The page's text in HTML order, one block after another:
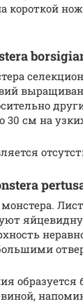
короткой
см на
образуется